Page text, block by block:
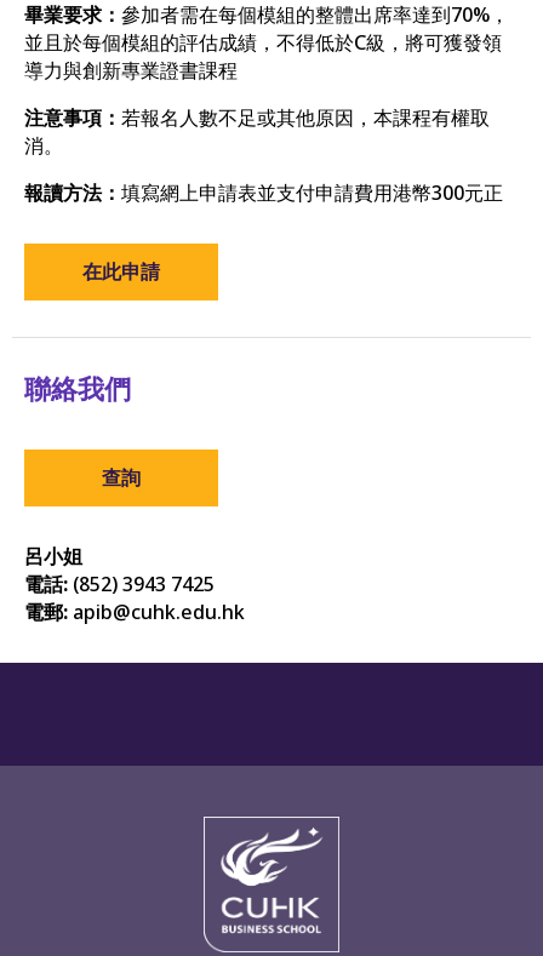
畢業要求： 參加者需在每個模組的整體出席率達到70%，
並且於每個模組的評估成績，不得低於C級，將可獲發領
導力與創新專業證書課程
注意事項： 若報名人數不足或其他原因，本課程有權取
消。
報讀方法： 填寫網上申請表並支付申請費用港幣300元正
在此申請
聯絡我們
查詢
呂小姐
電話: (852) 3943 7425
電郵: apib@cuhk.edu.hk